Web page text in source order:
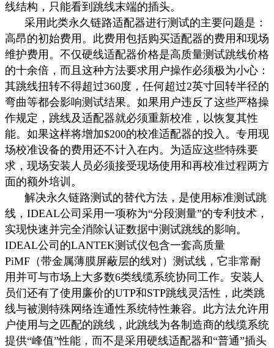
线结构，只能看到跳线末端的插头。
采用此类永久链路适配器进行测试的主要问题是：
高昂的初始费用。此费用包括购买适配器的费用和现场
维护费用。不仅硬线适配器价格是高质量测试跳线价格
的十余倍，而且这种方法要求用户操作必须极为小心：
其跳线扭转不得超过360度，任何超过2英寸回转半径的
弯曲等都会影响测试结果。如果用户违反了这些严格操
作规定，跳线及适配器就必须重新校准，以恢复其性
能。如果这样将增加$200的校准适配器的投入。专用现
场校准设备的费用还不计入在内。为适应这些特殊要
求，现场安装人员必须接受现场使用和再校准过程两方
面的额外培训。
解决永久链路测试的替代方法，是使用标准测试跳
线， IDEAL公司采用一项称为“分段测量”的专利技术，
实现快速并完全消除认证数据中测试跳线的影响。
IDEAL公司的LANTEK测试仪包含一套高质量
PiMF （带金属薄膜屏蔽层的线对）测试线，它非常耐
用并可与市场上大多数6类线缆系统协同工作。安装人
员们还有了使用廉价的UTP和STP跳线灵活性，此类跳
线与被测特殊网络连通性系统特性兼容。此方法允许用
户使用与之匹配的跳线，此跳线为各制造商的线缆系统
提供“峰值”性能，而不是采用硬线适配器和“普通”插头